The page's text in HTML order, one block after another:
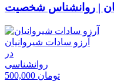
| روانشناس شخصیت
آرزو سادات شیروانیان
در
روانشناسی
500,000 تومان